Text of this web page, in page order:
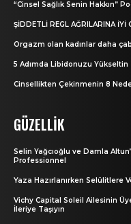
“Cinsel Sağlık Senin Hakkın”
ŞİDDETLİ REGL AĞRILARINA İYİ
Orgazm olan kadınlar daha
5 Adımda Libidonuzu Yükseltin
Cinsellikten Çekinmenin 8
GÜZELLIK
Selin Yağcıoğlu ve Damla
Professionnel
Yaza Hazırlanırken Selülitlere
Vichy Capital Soleil Ailesinin
İleriye Taşıyın